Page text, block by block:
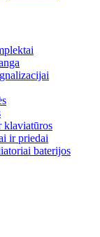
klaviatūros
ir priedai
baterijos